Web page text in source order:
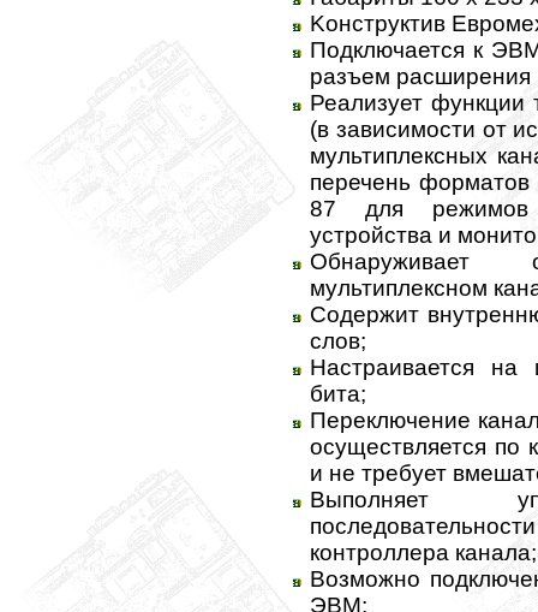
Kонструктив
Подключается к
разъем расширения
Реализует функции
(в зависимости от
мультиплексных
перечень
87 для режимов
устройства и
мультиплексном
Содержит
слов;
Настраивается на
бита;
Переключение
осуществляется по
и не требует
Выполняет
контроллера канала;
Возможно
ЭВМ;